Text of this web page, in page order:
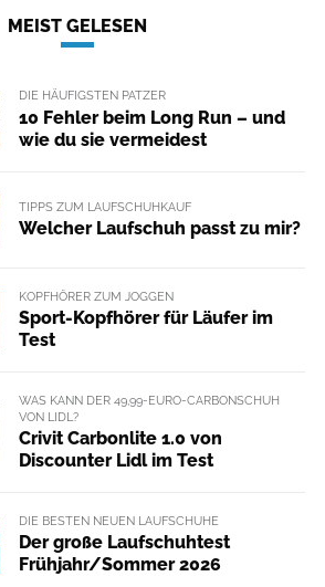
MEIST GELESEN
DIE HÄUFIGSTEN PATZER
10 Fehler beim Long Run – und
wie du sie vermeidest
TIPPS ZUM LAUFSCHUHKAUF
Welcher Laufschuh passt zu mir?
KOPFHÖRER ZUM JOGGEN
Sport-Kopfhörer für Läufer im
Test
WAS KANN DER 49,99-EURO-CARBONSCHUH
VON LIDL?
Crivit Carbonlite 1.0 von
Discounter Lidl im Test
DIE BESTEN NEUEN LAUFSCHUHE
Der große Laufschuhtest
Frühjahr/Sommer 2026